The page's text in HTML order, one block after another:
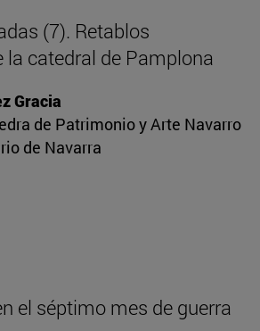
(7). Retablos
la catedral de Pamplona
Gracia
de Patrimonio y Arte Navarro
de Navarra
el séptimo mes de guerra